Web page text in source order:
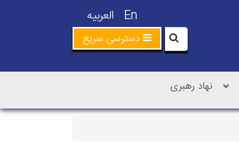
En العربیه
دسترسی سریع
نهاد رهبری